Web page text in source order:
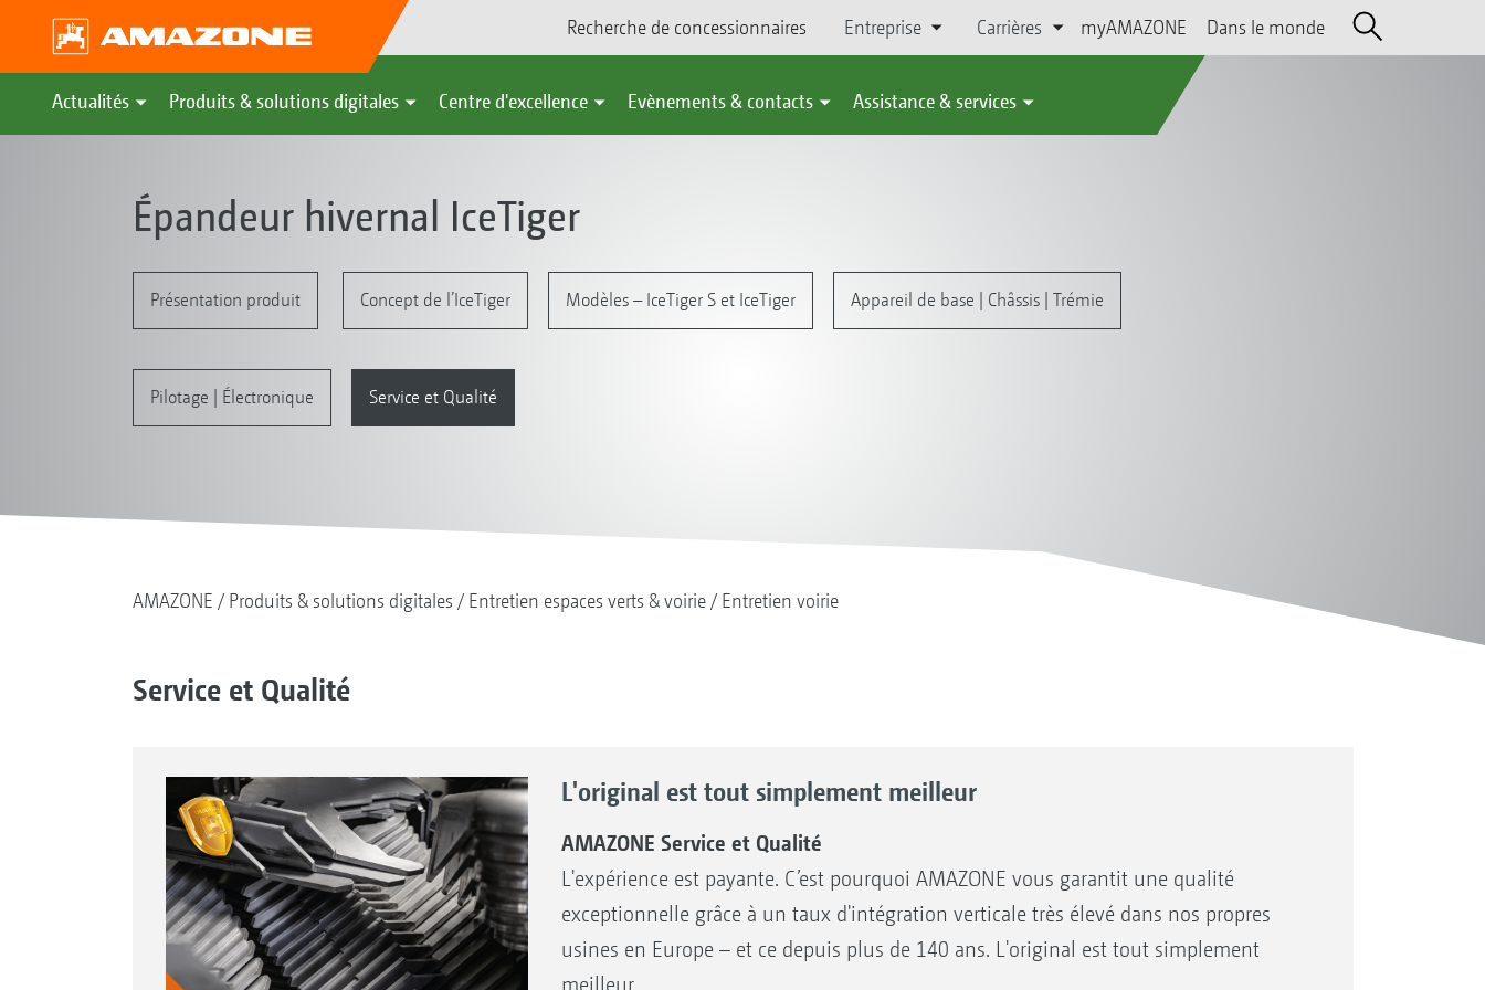
Recherche de concessionnaires Entreprise Carrières myAMAZONE Dans le monde
Actualités Produits & solutions digitales Centre d'excellence Evènements & contacts Assistance & services
Épandeur hivernal IceTiger
Présentation produit Concept de l’IceTiger Modèles – IceTiger S et IceTiger Appareil de base | Châssis | Trémie
Pilotage | Électronique Service et Qualité
AMAZONE Produits & solutions digitales Entretien espaces verts & voirie Entretien voirie
Service et Qualité
L'original est tout simplement meilleur
AMAZONE Service et Qualité
L'expérience est payante. C’est pourquoi AMAZONE vous garantit une qualité
exceptionnelle grâce à un taux d'intégration verticale très élevé dans nos propres
usines en Europe – et ce depuis plus de 140 ans. L'original est tout simplement